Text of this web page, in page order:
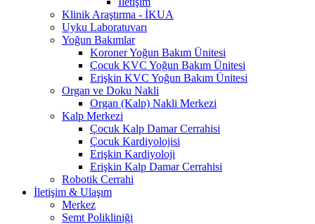
Klinik Araştırma - İKUA
Uyku Laboratuvarı
Yoğun Bakımlar
Koroner Yoğun Bakım Ünitesi
Çocuk KVC Yoğun Bakım Ünitesi
Erişkin KVC Yoğun Bakım Ünitesi
Organ ve Doku Nakli
Organ (Kalp) Nakli Merkezi
Kalp Merkezi
Çocuk Kalp Damar Cerrahisi
Çocuk Kardiyolojisi
Erişkin Kardiyoloji
Erişkin Kalp Damar Cerrahisi
Robotik Cerrahi
İletişim & Ulaşım
Merkez
Semt Polikliniği